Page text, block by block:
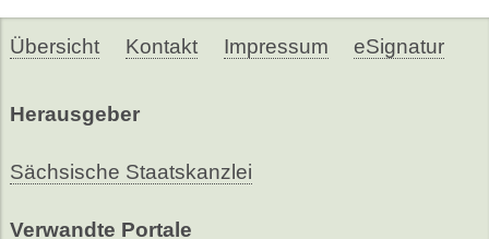
Übersicht Kontakt Impressum eSignatur
Herausgeber
Sächsische Staatskanzlei
Verwandte Portale